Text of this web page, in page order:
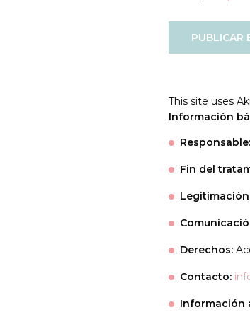
This site uses
Información
Responsable:
Fin del
Derechos:
Contacto:
Información